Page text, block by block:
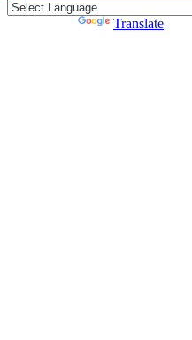
Translate